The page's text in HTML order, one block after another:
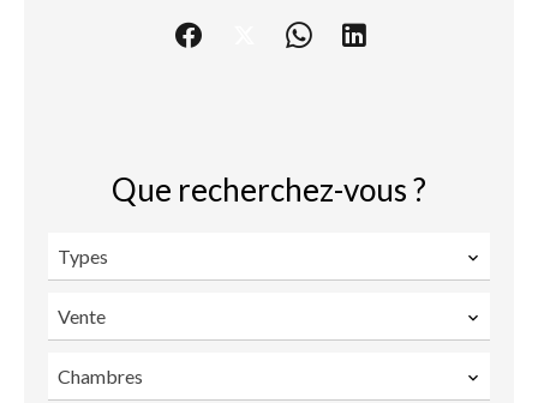
Que recherchez-vous ?
Types
Vente
Chambres